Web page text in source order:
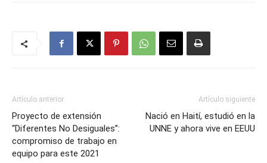
Artículo anterior
Proyecto de extensión
“Diferentes No Desiguales”:
compromiso de trabajo en
equipo para este 2021
Artículo siguiente
Nació en Haití, estudió en la
UNNE y ahora vive en EEUU